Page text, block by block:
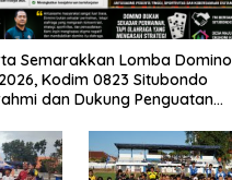
Semarakkan Lomba Domino
Kodim 0823 Situbondo
dan Dukung Penguatan